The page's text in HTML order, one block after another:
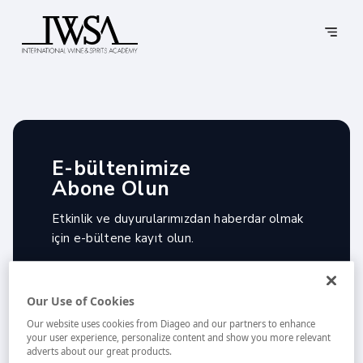
Bir şeyler ters gitti.
Aradığın içeriğe şu an ulaşılamıyor.
E-bültenimize
Abone Olun
Etkinlik ve duyurularımızdan haberdar olmak
için e-bültene kayıt olun.
Our Use of Cookies
Our website uses cookies from Diageo and our partners to enhance
your user experience, personalize content and show you more relevant
adverts about our great products.